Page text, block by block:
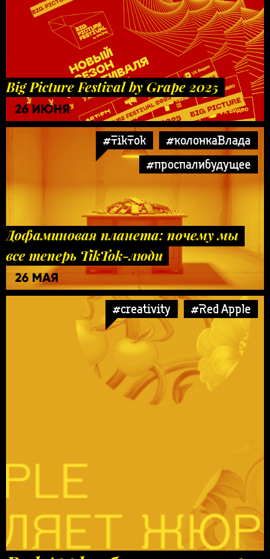
Big Picture Festival by Grape 2025
26 ИЮНЯ
#TikTok
#колонкаВлада
#проспалибудущее
Дофаминовая планета: почему мы
все теперь TikTok-люди
26 МАЯ
#creativity #Red Apple